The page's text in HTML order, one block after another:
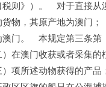
则》）。　对于直接
物，其原产地为澳门
门。　本规定第三条
在澳门收获或者采集
）项所述动物获得的